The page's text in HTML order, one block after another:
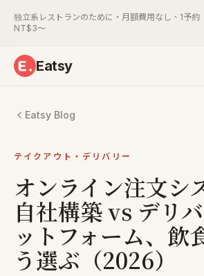
独立系レストランのために・月額費用なし、1予約
NT$3〜
Eatsy
Eatsy Blog
テイクアウト・デリバリー
オンライン注文シ
自社構築 vs デリ
ットフォーム、飲
う選ぶ（2026）